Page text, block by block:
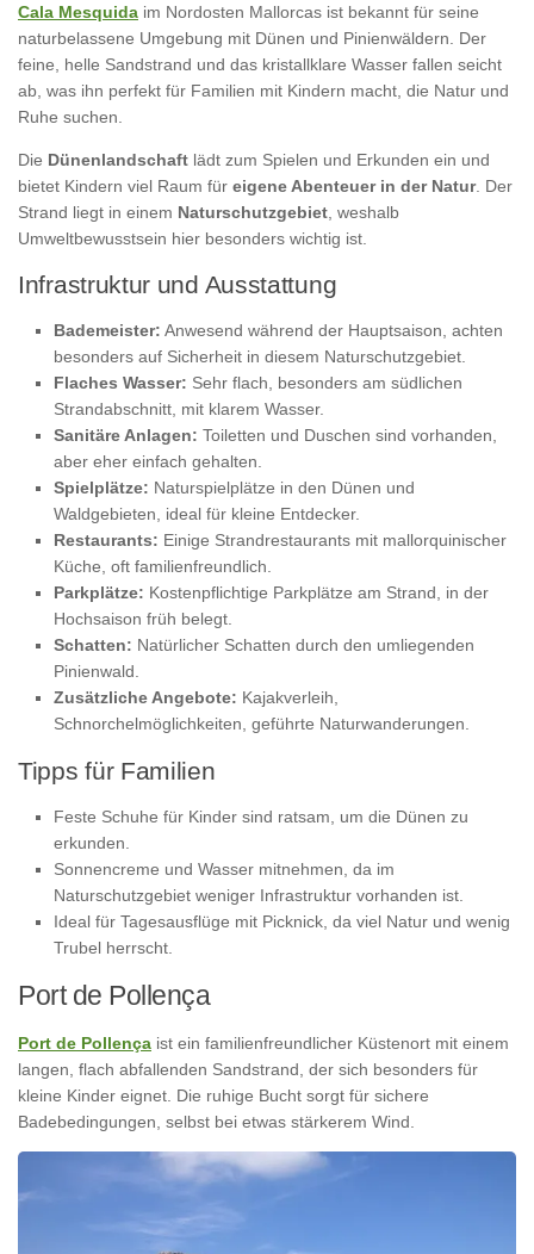
Cala Mesquida im Nordosten Mallorcas ist bekannt für seine
naturbelassene Umgebung mit Dünen und Pinienwäldern. Der
feine, helle Sandstrand und das kristallklare Wasser fallen seicht
ab, was ihn perfekt für Familien mit Kindern macht, die Natur und
Ruhe suchen.
Die Dünenlandschaft lädt zum Spielen und Erkunden ein und
bietet Kindern viel Raum für eigene Abenteuer in der Natur. Der
Strand liegt in einem Naturschutzgebiet , weshalb
Umweltbewusstsein hier besonders wichtig ist.
Infrastruktur und Ausstattung
Bademeister: Anwesend während der Hauptsaison, achten
besonders auf Sicherheit in diesem Naturschutzgebiet.
Flaches Wasser: Sehr flach, besonders am südlichen
Strandabschnitt, mit klarem Wasser.
Sanitäre Anlagen: Toiletten und Duschen sind vorhanden,
aber eher einfach gehalten.
Spielplätze: Naturspielplätze in den Dünen und
Waldgebieten, ideal für kleine Entdecker.
Restaurants: Einige Strandrestaurants mit mallorquinischer
Küche, oft familienfreundlich.
Parkplätze: Kostenpflichtige Parkplätze am Strand, in der
Hochsaison früh belegt.
Schatten: Natürlicher Schatten durch den umliegenden
Pinienwald.
Zusätzliche Angebote: Kajakverleih,
Schnorchelmöglichkeiten, geführte Naturwanderungen.
Tipps für Familien
Feste Schuhe für Kinder sind ratsam, um die Dünen zu
erkunden.
Sonnencreme und Wasser mitnehmen, da im
Naturschutzgebiet weniger Infrastruktur vorhanden ist.
Ideal für Tagesausflüge mit Picknick, da viel Natur und wenig
Trubel herrscht.
Port de Pollença
Port de Pollença ist ein familienfreundlicher Küstenort mit einem
langen, flach abfallenden Sandstrand, der sich besonders für
kleine Kinder eignet. Die ruhige Bucht sorgt für sichere
Badebedingungen, selbst bei etwas stärkerem Wind.